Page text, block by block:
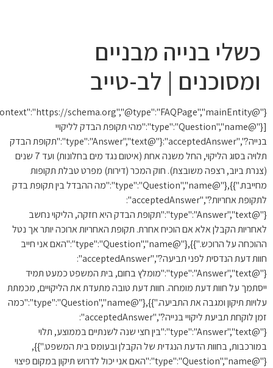
כשלי בנייה מבניים
ומסוכנים | לב-טייב
{"@context":"https://schema.org","@type":"FAQPage","mainEntity":
[{"@type":"Question","name":"מהי תקופת הבדק לליקויי
בנייה?","acceptedAnswer":{"@type":"Answer","text":"תקופת הבדק
תלויה בסוג הליקוי, החל משנה אחת (איטום נגד מים בחלונות) ועד 7 שנים
ביוב, רצפה משובצת). חוק המכר (דירות) מפרט טבלת תקופות
מחייבת."}},{"@type":"Question","name":"מה ההבדל בין תקופת בדק
לתקופת אחריות?","acceptedAnswer":
{"@type":"Answer","text":"תקופת הבדק היא חזקה, הליקוי נחשב
הקבלן אלא אם הוכיח אחרת. תקופת האחריות ארוכה יותר אך נטל
ההוכחה על הרוכש."}},{"@type":"Question","name":"האם אני חייב
חוות דעת הנדסית לפני תביעה?","acceptedAnswer":
{"@type":"Answer","text":"מומלץ בחום, בית המשפט כמעט תמיד
על חוות דעת מומחה. חוות דעת טובה מתעדת את הליקויים, מכמתת
עלויות תיקון ומגבה את התביעה."}},{"@type":"Question","name":"כמה
זמן לוקחת תביעת ליקויי בנייה?","acceptedAnswer":
{"@type":"Answer","text":"בין חצי שנה לשנתיים בממוצע, תלוי
בחוות הדעת הנגדית של הקבלן ובעומס בית המשפט."}},
{"@type":"Question","name":"האם אני יכול לדרוש תיקון במקום פיצוי